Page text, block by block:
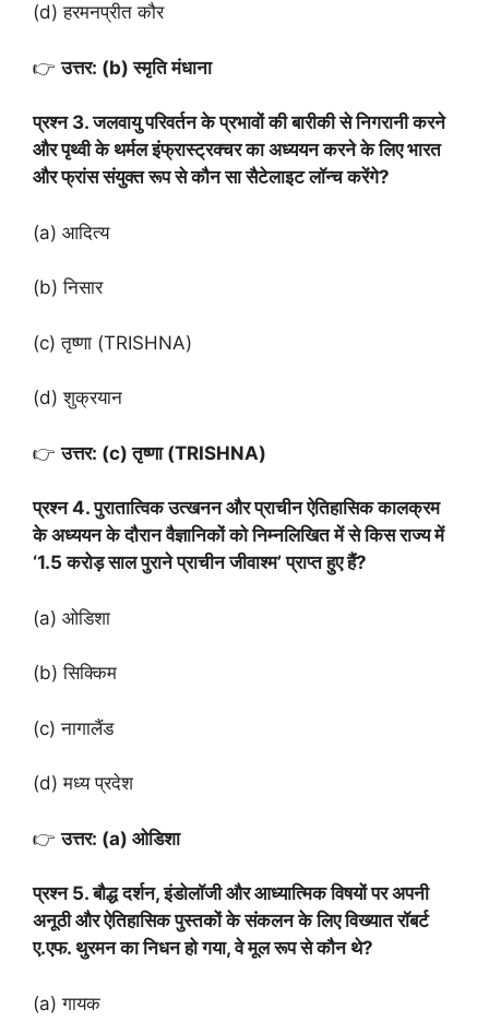
(d) हरमनप्रीत कौर
👉उत्तर: (b) स्मृति मंधाना
प्रश्न 3. जलवायु परिवर्तन के प्रभावों की बारीकी से निगरानी करने
और पृथ्वी के थर्मल इंफ्रास्ट्रक्चर का अध्ययन करने के लिए भारत
और फ्रांस संयुक्त रूप से कौन सा सैटेलाइट लॉन्च करेंगे?
(a) आदित्य
(b) निसार
(c) तृष्णा (TRISHNA)
(d) शुक्रयान
👉उत्तर: (c) तृष्णा (TRISHNA)
प्रश्न 4. पुरातात्विक उत्खनन और प्राचीन ऐतिहासिक कालक्रम
के अध्ययन के दौरान वैज्ञानिकों को निम्नलिखित में से किस राज्य में
‘1.5 करोड़ साल पुराने प्राचीन जीवाश्म’ प्राप्त हुए हैं?
(a) ओडिशा
(b) सिक्किम
(c) नागालैंड
(d) मध्य प्रदेश
👉उत्तर: (a) ओडिशा
प्रश्न 5. बौद्ध दर्शन, इंडोलॉजी और आध्यात्मिक विषयों पर अपनी
अनूठी और ऐतिहासिक पुस्तकों के संकलन के लिए विख्यात रॉबर्ट
ए.एफ. थुरमन का निधन हो गया, वे मूल रूप से कौन थे?
(a) गायक